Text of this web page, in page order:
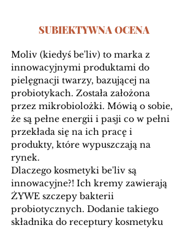
SUBIEKTYWNA OCENA
Moliv (kiedyś be'liv) to marka z
innowacyjnymi produktami do
pielęgnacji twarzy, bazującej na
probiotykach. Została założona
przez mikrobiolożki. Mówią o sobie,
że są pełne energii i pasji co w pełni
przekłada się na ich pracę i
produkty, które wypuszczają na
rynek.
Dlaczego kosmetyki be'liv są
innowacyjne?! Ich kremy zawierają
ŻYWE szczepy bakterii
probiotycznych. Dodanie takiego
składnika do receptury kosmetyku